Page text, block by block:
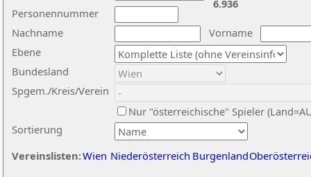
Nachname
Vorname
Ebene
Sortierung
Personennummer
Bundesland
Spgem./Kreis/Verein
Nur "österreichische" Spieler
Vereinslisten:Wien Niederösterreich Burgenland
6.936